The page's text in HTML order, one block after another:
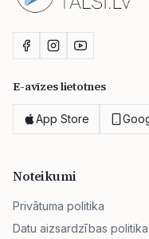
E-avīzes lietotnes
App Store
Noteikumi
Privātuma politika
Datu aizsardzības politika